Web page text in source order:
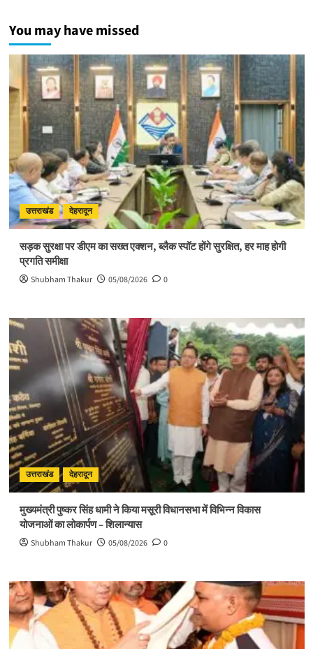
के
से
ही
है
आत्मिक
उन्नति:
साध्वी
विदुषी
अदिति
भारती
You may have missed
उत्तराखंड देहरादून
सड़क सुरक्षा पर डीएम का सख्त एक्शन, ब्लैक स्पॉट होंगे सुरक्षित, हर माह होगी
प्रगति समीक्षा
Shubham Thakur 05/08/2026 0
उत्तराखंड देहरादून
मुख्यमंत्री पुष्कर सिंह धामी ने किया मसूरी विधानसभा में विभिन्न विकास
योजनाओं का लोकार्पण – शिलान्यास
Shubham Thakur 05/08/2026 0